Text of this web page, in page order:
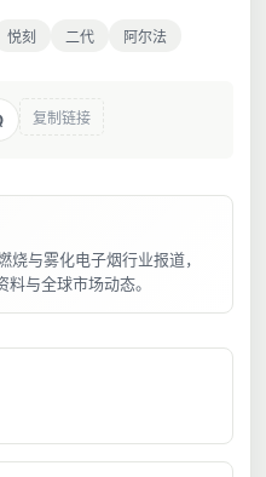
悦刻 二代 阿尔法
复制链接
烧与雾化电子烟行业报道，
与全球市场动态。